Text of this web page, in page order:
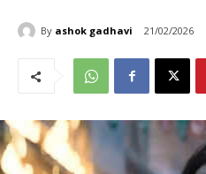
By ashok gadhavi 21/02/2026